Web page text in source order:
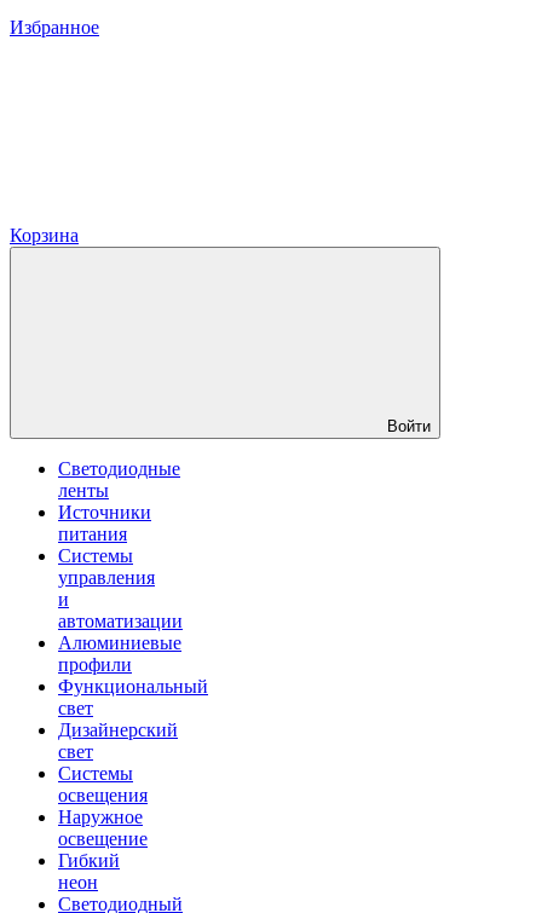
Избранное
Корзина
Войти
Светодиодные
ленты
Источники
питания
Системы
управления
и
автоматизации
Алюминиевые
профили
Функциональный
свет
Дизайнерский
свет
Системы
освещения
Наружное
освещение
Гибкий
неон
Светодиодный